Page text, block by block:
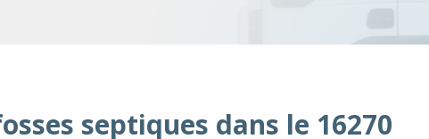
septiques dans le 16270